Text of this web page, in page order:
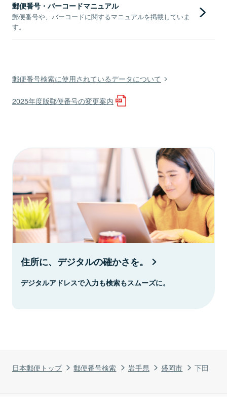
日本郵便トップ 郵便番号検索 岩手県 盛岡市 下田
郵便番号・バーコードマニュアル
郵便番号や、バーコードに関するマニュアルを掲載していま
す。
郵便番号検索に使用されているデータについて
2025年度版郵便番号の変更案内
住所に、デジタルの確かさを。
デジタルアドレスで入力も検索もスムーズに。